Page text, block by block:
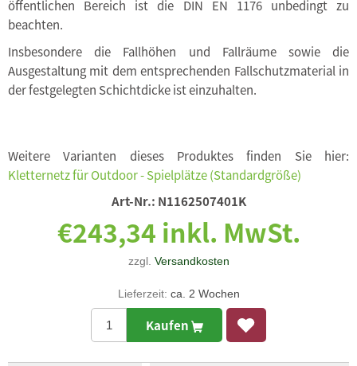
öffentlichen Bereich ist die DIN EN 1176 unbedingt zu
beachten.
Insbesondere die Fallhöhen und Fallräume sowie die
Ausgestaltung mit dem entsprechenden Fallschutzmaterial in
der festgelegten Schichtdicke ist einzuhalten.
Weitere Varianten dieses Produktes finden Sie hier:
Kletternetz für Outdoor - Spielplätze (Standardgröße)
Art-Nr.: N1162507401K
€243,34 inkl. MwSt.
zzgl. Versandkosten
Lieferzeit: ca. 2 Wochen
Kaufen